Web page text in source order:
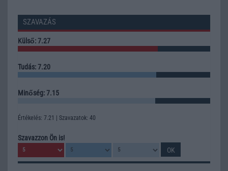
SZAVAZÁS
Külső: 7.27
Tudás: 7.20
Minőség: 7.15
Értékelés: 7.21 | Szavazatok: 40
Szavazzon Ön is!